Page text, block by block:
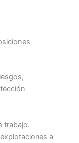
trabajo.
a